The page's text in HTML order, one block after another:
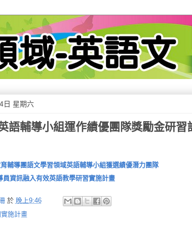
日 星期六
語輔導小組運作績優團隊獎勵金研習
輔導團語文學習領域英語輔導小組獲選績優潛力團隊
員資訊融入有效英語教學研習實施計畫
於 晚上9:46
施計畫